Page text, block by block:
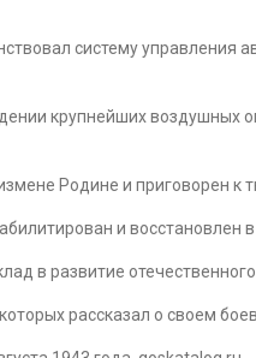
систему управления
крупнейших воздушных
Родине и приговорен к
и восстановлен в
в развитие
рассказал о своем